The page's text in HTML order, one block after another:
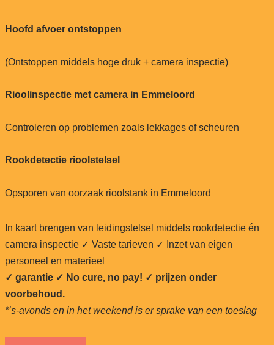
Hoofd afvoer ontstoppen
(Ontstoppen middels hoge druk + camera inspectie)
Rioolinspectie met camera in Emmeloord
Controleren op problemen zoals lekkages of scheuren
Rookdetectie rioolstelsel
Opsporen van oorzaak rioolstank in Emmeloord
In kaart brengen van leidingstelsel middels rookdetectie én
camera inspectie ✓ Vaste tarieven ✓ Inzet van eigen
personeel en materieel
✓ garantie ✓ No cure, no pay! ✓ prijzen onder
voorbehoud.
*’s-avonds en in het weekend is er sprake van een toeslag